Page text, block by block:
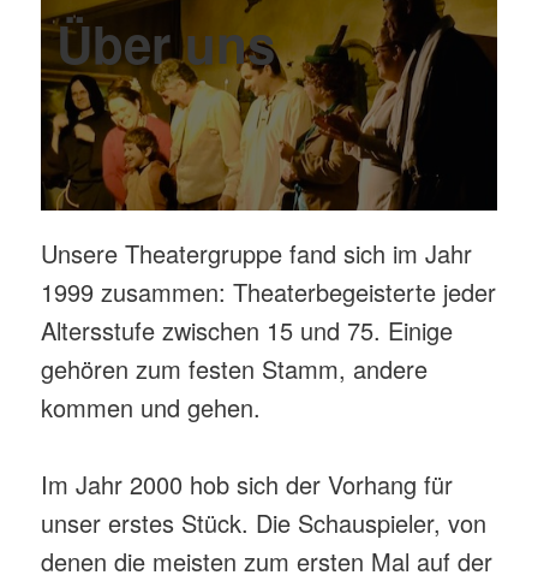
Über uns
Unsere Theatergruppe fand sich im Jahr
1999 zusammen: Theaterbegeisterte jeder
Altersstufe zwischen 15 und 75. Einige
gehören zum festen Stamm, andere
kommen und gehen.
Im Jahr 2000 hob sich der Vorhang für
unser erstes Stück. Die Schauspieler, von
denen die meisten zum ersten Mal auf der